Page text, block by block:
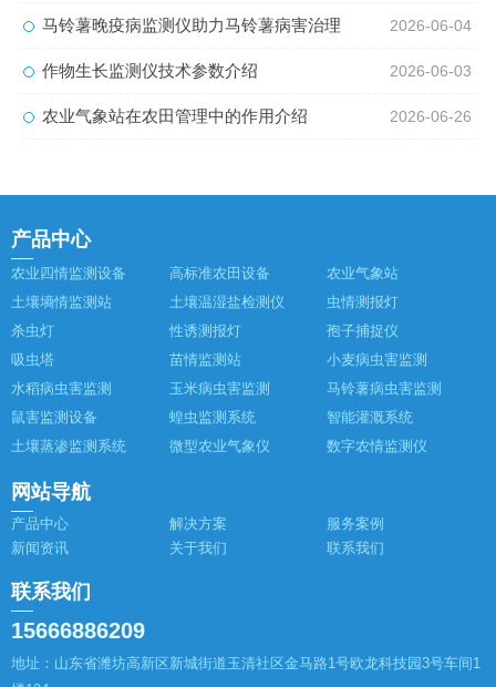
马铃薯晚疫病监测仪助力马铃薯病害治理 2026-06-04
作物生长监测仪技术参数介绍 2026-06-03
农业气象站在农田管理中的作用介绍 2026-06-26
产品中心
农业四情监测设备 高标准农田设备
农业气象站
土壤墒情监测站
土壤温湿盐检测仪
虫情测报灯
杀虫灯
性诱测报灯
孢子捕捉仪
吸虫塔
苗情监测站
小麦病虫害监测
水稻病虫害监测
玉米病虫害监测
马铃薯病虫害监测
鼠害监测设备
蝗虫监测系统
智能灌溉系统
土壤蒸渗监测系统
微型农业气象仪 数字农情监测仪
网站导航
产品中心 解决方案
服务案例
新闻资讯
关于我们 联系我们
联系我们
15666886209
地址：山东省潍坊高新区新城街道玉清社区金马路1号欧龙科技园3号车间1